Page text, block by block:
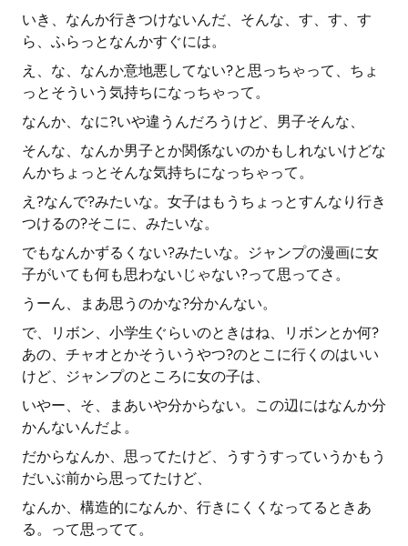
いき、なんか行きつけないんだ、そんな、す、す、す
ら、ふらっとなんかすぐには。
え、な、なんか意地悪してない?と思っちゃって、ちょ
っとそういう気持ちになっちゃって。
なんか、なに?いや違うんだろうけど、男子そんな、
そんな、なんか男子とか関係ないのかもしれないけどな
んかちょっとそんな気持ちになっちゃって。
え?なんで?みたいな。女子はもうちょっとすんなり行き
つけるの?そこに、みたいな。
でもなんかずるくない?みたいな。ジャンプの漫画に女
子がいても何も思わないじゃない?って思ってさ。
うーん、まあ思うのかな?分かんない。
で、リボン、小学生ぐらいのときはね、リボンとか何?
あの、チャオとかそういうやつ?のとこに行くのはいい
けど、ジャンプのところに女の子は、
いやー、そ、まあいや分からない。この辺にはなんか分
かんないんだよ。
だからなんか、思ってたけど、うすうすっていうかもう
だいぶ前から思ってたけど、
なんか、構造的になんか、行きにくくなってるときあ
る。って思ってて。